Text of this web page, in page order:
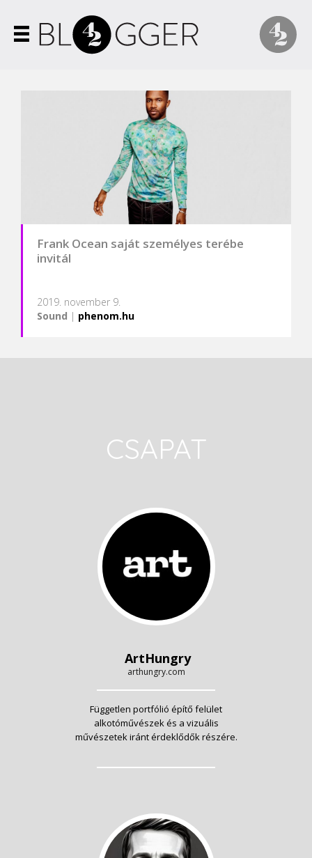
Frank Ocean saját személyes terébe
invitál
2019. november 9.
Sound | phenom.hu
CSAPAT
ArtHungry
arthungry.com
Független portfólió építő felület
alkotóművészek és a vizuális
művészetek iránt érdeklődők részére.